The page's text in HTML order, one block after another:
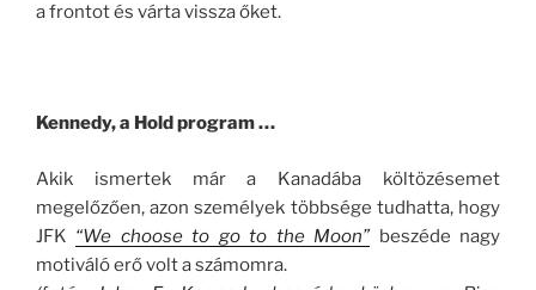
a frontot és várta vissza őket.
Kennedy, a Hold program …
Akik ismertek már a Kanadába költözésemet
megelőzően, azon személyek többsége tudhatta, hogy
JFK “We choose to go to the Moon”beszéde nagy
motiváló erő volt a számomra.